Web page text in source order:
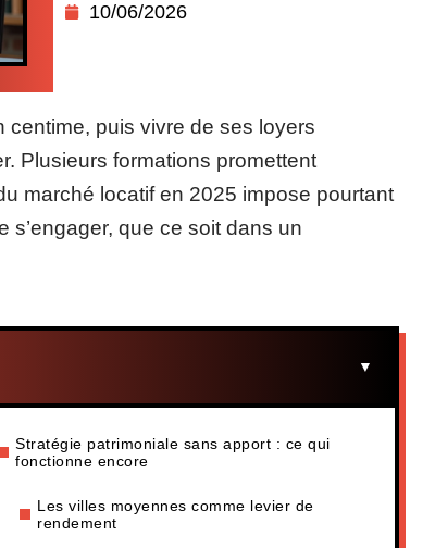
10/06/2026
puis vivre de ses loyers
Plusieurs formations promettent
marché locatif en 2025 impose pourtant
que ce soit dans un
Stratégie patrimoniale sans apport : ce qui
fonctionne encore
Les villes moyennes comme levier de
rendement